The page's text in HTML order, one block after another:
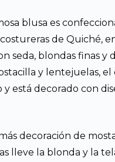
blusa es
de Quiché,
seda, blondas finas y
y lentejuelas, el
y está decorado con
decoración de
lleve la blonda y la